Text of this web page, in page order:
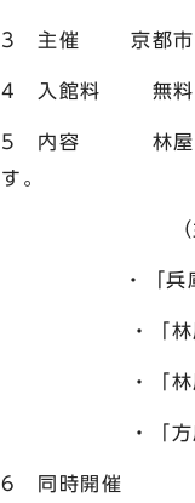
3 主催 京都市
4 入館料 無料（
5 内容 林屋辰三
す。
（主な展
・「兵庫北関
・「林屋辰三
・「林屋辰三郎
・「方広寺鐘
6 同時開催